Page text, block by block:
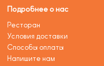
Подробнее о нас
Ресторан
Условия доставки
Способы оплаты
Напишите нам